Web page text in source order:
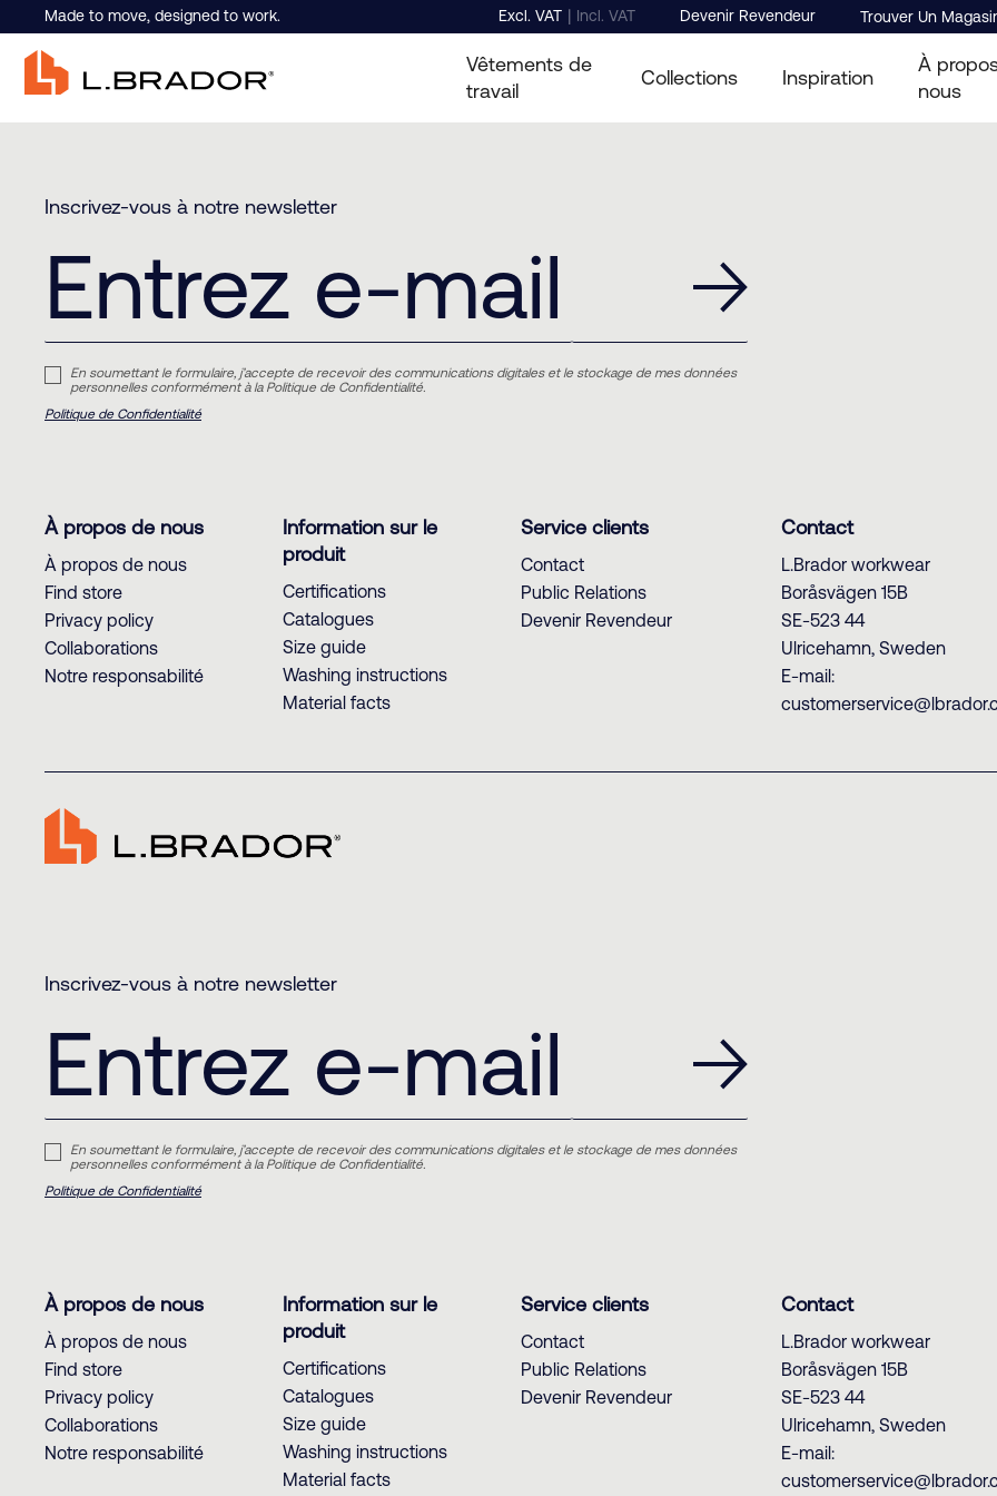
Made to move, designed to work. Excl. VAT | Incl. VAT Devenir Revendeur Trouver Un
Vêtements de
travail
Collections Inspiration
À
nous
Inscrivez-vous à notre newsletter
En soumettant le formulaire, j’accepte de recevoir des communications digitales et le stockage de mes données
personnelles conformément à la Politique de Confidentialité.
Politique de Confidentialité
À propos de nous
À propos de nous
Find store
Privacy policy
Collaborations
Notre responsabilité
Information sur le
produit
Certifications
Catalogues
Size guide
Washing instructions
Material facts
Service clients
Contact
Public Relations
Devenir Revendeur
Contact
L.Brador workwear
Boråsvägen 15B
SE-523 44
Ulricehamn, Sweden
E-mail:
Inscrivez-vous à notre newsletter
En soumettant le formulaire, j’accepte de recevoir des communications digitales et le stockage de mes données
personnelles conformément à la Politique de Confidentialité.
Politique de Confidentialité
À propos de nous
À propos de nous
Find store
Privacy policy
Collaborations
Notre responsabilité
Information sur le
produit
Certifications
Catalogues
Size guide
Washing instructions
Material facts
Service clients
Contact
Public Relations
Devenir Revendeur
Contact
L.Brador workwear
Boråsvägen 15B
SE-523 44
Ulricehamn, Sweden
E-mail: